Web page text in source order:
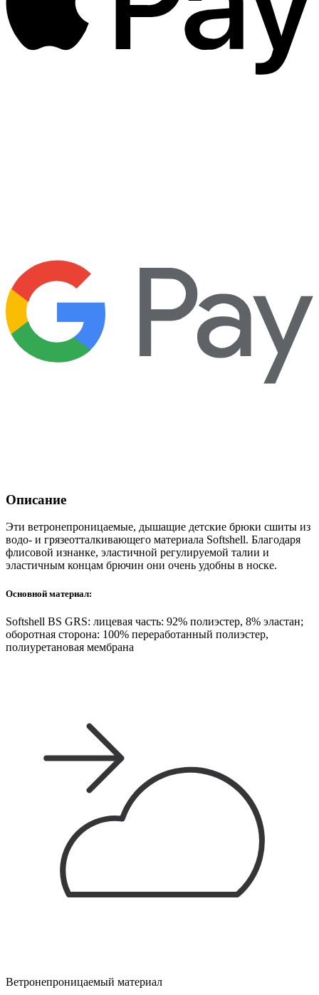
Описание
Эти ветронепроницаемые, дышащие детские брюки сшиты из
водо- и грязеотталкивающего материала Softshell. Благодаря
флисовой изнанке, эластичной регулируемой талии и
эластичным концам брючин они очень удобны в носке.
Основной материал:
Softshell BS GRS: лицевая часть: 92% полиэстер, 8% эластан;
оборотная сторона: 100% переработанный полиэстер,
полиуретановая мембрана
Ветронепроницаемый материал